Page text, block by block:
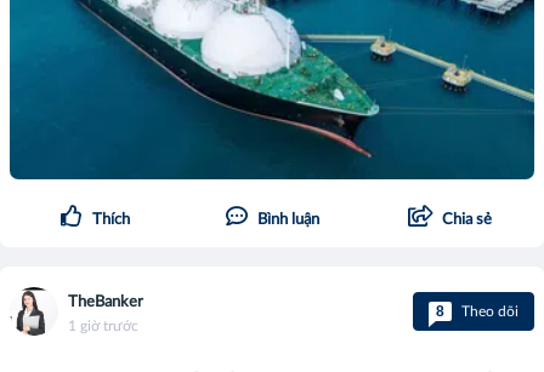
Thích Bình luận Chia sẻ
TheBanker
1 giờ trước
8 Theo dõi